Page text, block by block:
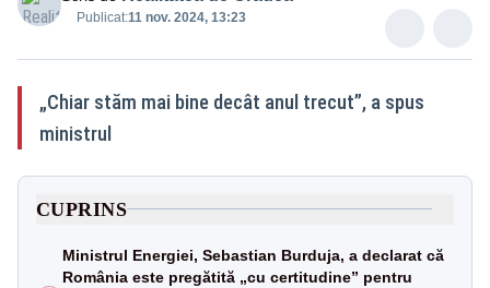
Publicat:11 nov. 2024, 13:23
„Chiar stăm mai bine decât anul trecut”, a spus
ministrul
CUPRINS
Ministrul Energiei, Sebastian Burduja, a declarat că
România este pregătită „cu certitudine” pentru